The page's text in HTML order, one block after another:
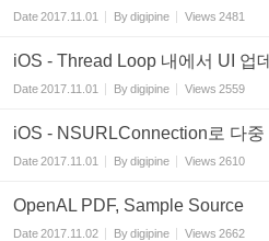
Date2017.11.01 Bydigipine Views 2481
iOS - Thread Loop 내에서 UI 업
Date2017.11.01 Bydigipine Views 2559
iOS - NSURLConnection로 다중
Date2017.11.01 Bydigipine Views 2610
OpenAL PDF, Sample Source
Date2017.11.02 Bydigipine Views 2662